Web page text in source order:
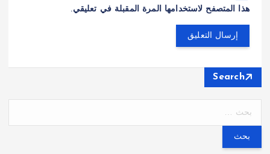
هذا المتصفح لاستخدامها المرة المقبلة في تعليقي.
Search
ح